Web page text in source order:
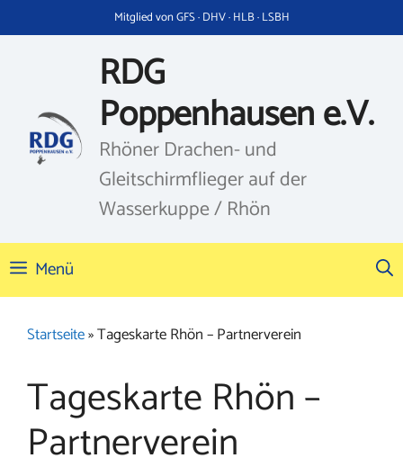
Inhalt
Mitglied von GFS · DHV · HLB · LSBH
RDG
Poppenhausen e.V.
Rhöner Drachen- und
Gleitschirmflieger auf der
Wasserkuppe / Rhön
Menü
Startseite»Tageskarte Rhön – Partnerverein
Tageskarte Rhön –
Partnerverein